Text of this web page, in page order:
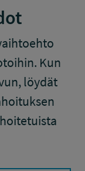
Kun
löydät